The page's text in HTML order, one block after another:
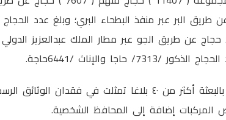
و( 3800 ) حاج عن طريق البر عبر منفذ البطحاء البري؛ وبلغ
حاجا والإناث /6441حاجة.
وتلقى وفد شرطة عمان السلطانية بالبعثة أكثر من ٤٠ بلاغا تمثلت في
المركبات إضافة إلى المحافظ الشخصية.